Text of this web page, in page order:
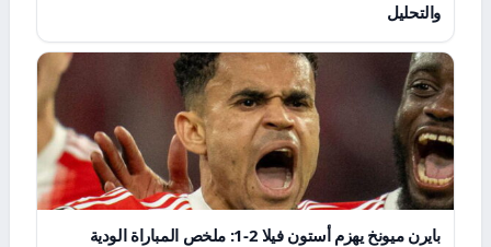
والتحليل
بايرن ميونخ يهزم أستون فيلا 2-1: ملخص المباراة الودية